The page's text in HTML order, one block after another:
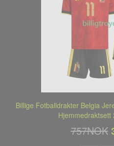
Billige Fotballdrakter Belgia
757NOK